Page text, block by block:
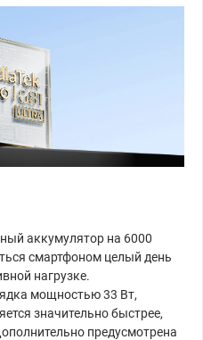
аккумулятор на 6000
смартфоном целый день
нагрузке.
мощностью 33 Вт,
значительно быстрее,
предусмотрена